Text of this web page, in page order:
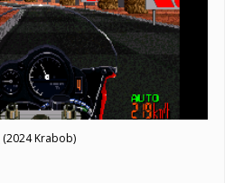
(2024 Krabob)